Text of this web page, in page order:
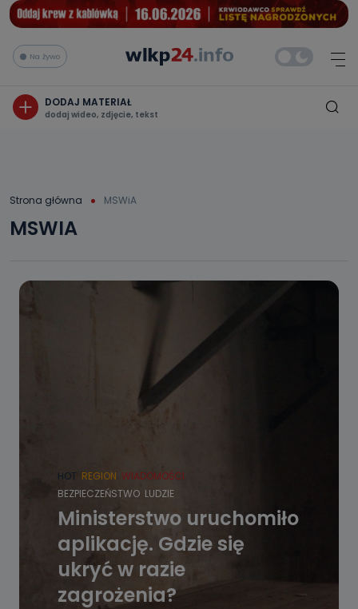
Na żywo
DODAJ MATERIAŁ
dodaj wideo, zdjęcie, tekst
Strona główna MSWiA
MSWIA
HOT REGION WIADOMOŚCI
BEZPIECZEŃSTWO LUDZIE
Ministerstwo uruchomiło
aplikację. Gdzie się
ukryć w razie
zagrożenia?